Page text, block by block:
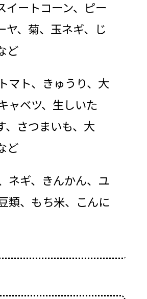
イートコーン、ピー
ヤ、菊、玉ネギ、じ
ど
マト、きゅうり、大
ャベツ、生しいた
、さつまいも、大
ど
ネギ、きんかん、ユ
類、もち米、こんに